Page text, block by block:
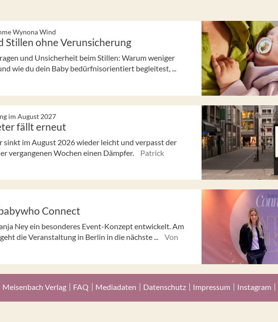
Wynona Wind
Stillen ohne Verunsicherung
und Unsicherheit beim Stillen: Warum weniger
wie du dein Baby bedürfnisorientiert begleitest, ...
im August 2027
fällt erneut
sinkt im August 2026 wieder leicht und verpasst der
vergangenen Wochen einen Dämpfer.
Patrick
Connect
Ney ein besonderes Event-Konzept entwickelt. Am
die Veranstaltung in Berlin in die nächste ...
Von
Meisenbach Verlag FAQ Mediadaten Datenschutz Impressum Instagram